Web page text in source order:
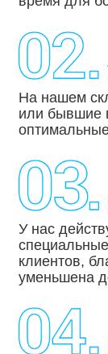
На нашем
или бывшие
У нас
клиентов,
уменьшена